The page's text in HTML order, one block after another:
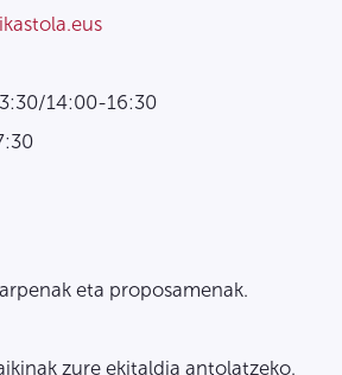
14:00-16:30
eta proposamenak.
zure ekitaldia antolatzeko.